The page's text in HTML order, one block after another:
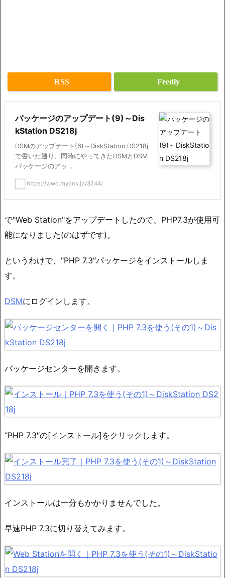
RSS Feedly
パッケージのアップデート(9)～Dis
kStation DS218j
DSMのアップデート(6)～DiskStation DS218j
で書いた通り、同時にやってきたDSMとDSM
パッケージのアッ ...
https://wwq.mydns.jp/3244/
で"Web Station"をアップデートしたので、PHP7.3が使用可
能になりました(のはずです)。
というわけで、"PHP 7.3″パッケージをインストールしま
す。
DSMにログインします。
パッケージセンターを開きます。
“PHP 7.3″の[インストール]をクリックします。
インストールは一分もかかりませんでした。
早速PHP 7.3に切り替えてみます。